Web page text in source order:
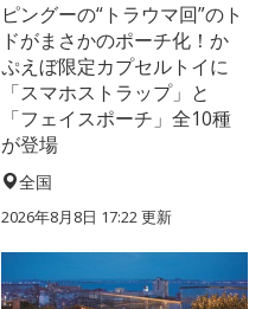
ピングーの“トラウマ回”のト
ドがまさかのポーチ化！か
ぷえぼ限定カプセルトイに
「スマホストラップ」と
「フェイスポーチ」全10種
が登場
全国
2026年8月8日 17:22更新